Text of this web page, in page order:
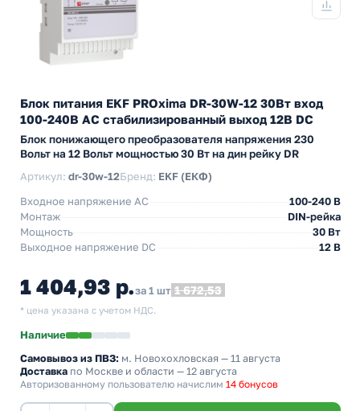
Блок питания EKF PROxima DR-30W-12 30Вт вход
100-240В АС стабилизированный выход 12В DC
Блок понижающего преобразователя напряжения 230
Вольт на 12 Вольт мощностью 30 Вт на дин рейку DR
Артикул: dr-30w-12Бренд: EKF (ЕКФ)
Входное напряжение AC
100-240 В
Монтаж
DIN-рейка
Мощность
30 Вт
Выходное напряжение DC
12 В
1 404,93 р.за 1 шт 1 672,53
* цена указана с учетом НДС.
Наличие
Самовывоз из ПВЗ: м. Новохохловская — 11 августа
Доставка по Москве и области — 12 августа
Авторизованному пользователю начислим 14 бонусов